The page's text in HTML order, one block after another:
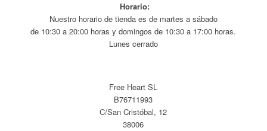
Horario:
Nuestro horario de tienda es de martes a sábado
de 10:30 a 20:00 horas y domingos de 10:30 a 17:00 horas.
Lunes cerrado
Free Heart SL
B76711993
C/San Cristóbal, 12
38006